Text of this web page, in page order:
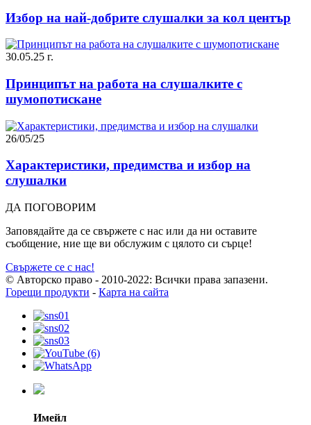
Избор на най-добрите слушалки за кол център
30.05.25 г.
Принципът на работа на слушалките с
шумопотискане
26/05/25
Характеристики, предимства и избор на
слушалки
ДА ПОГОВОРИМ
Заповядайте да се свържете с нас или да ни оставите
съобщение, ние ще ви обслужим с цялото си сърце!
Свържете се с нас!
© Авторско право - 2010-2022: Всички права запазени.
Горещи продукти - Карта на сайта
Имейл